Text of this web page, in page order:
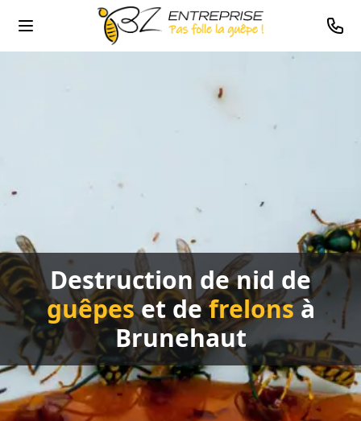
Destruction de nid de
guêpeset defrelonsà
Brunehaut